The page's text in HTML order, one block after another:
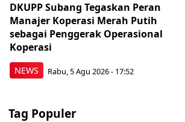
NEWS
DKUPP Subang Tegaskan Peran
Manajer Koperasi Merah Putih
sebagai Penggerak Operasional
Koperasi
Rabu, 5 Agu 2026 - 17:52
Tag Populer